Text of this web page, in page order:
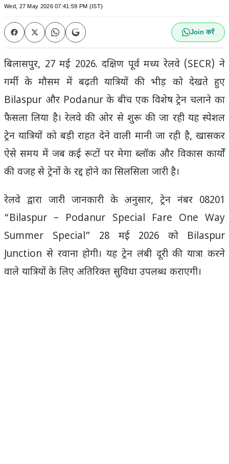
Wed, 27 May 2026 07:41:59 PM (IST)
Join करें
बिलासपुर, 27 मई 2026. दक्षिण पूर्व मध्य रेलवे (SECR) ने
गर्मी के मौसम में बढ़ती यात्रियों की भीड़ को देखते हुए
Bilaspur और Podanur के बीच एक विशेष ट्रेन चलाने का
फैसला लिया है। रेलवे की ओर से शुरू की जा रही यह स्पेशल
ट्रेन यात्रियों को बड़ी राहत देने वाली मानी जा रही है, खासकर
ऐसे समय में जब कई रूटों पर मेगा ब्लॉक और विकास कार्यों
की वजह से ट्रेनों के रद्द होने का सिलसिला जारी है।
रेलवे द्वारा जारी जानकारी के अनुसार, ट्रेन नंबर 08201
“Bilaspur – Podanur Special Fare One Way
Summer Special” 28 मई 2026 को Bilaspur
Junction से रवाना होगी। यह ट्रेन लंबी दूरी की यात्रा करने
वाले यात्रियों के लिए अतिरिक्त सुविधा उपलब्ध कराएगी।